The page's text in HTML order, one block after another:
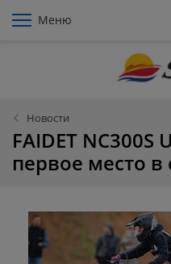
Меню
Новости
FAIDET NC300S
первое место